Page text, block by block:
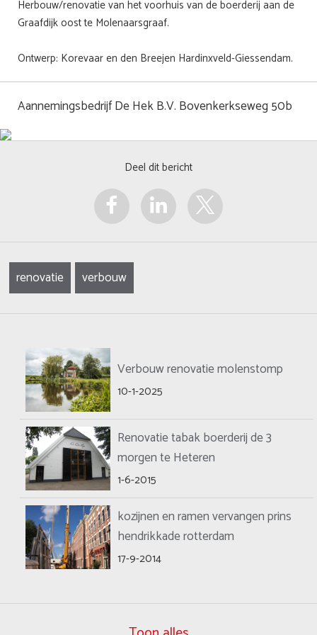
Herbouw/renovatie van het voorhuis van de boerderij aan de
Graafdijk oost te Molenaarsgraaf.
Ontwerp: Korevaar en den Breejen Hardinxveld-Giessendam.
Aannemingsbedrijf De Hek B.V. Bovenkerkseweg 50b
Deel dit bericht
renovatie verbouw
Verbouw renovatie molenstomp
10-1-2025
Renovatie tabak boerderij de 3
morgen te Heteren
1-6-2015
kozijnen en ramen vervangen prins
hendrikkade rotterdam
17-9-2014